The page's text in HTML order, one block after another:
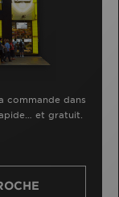
commande dans
et gratuit.